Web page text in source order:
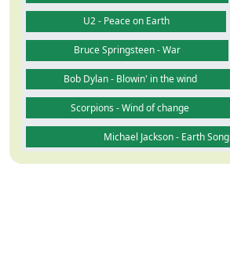
U2 - Peace on Earth
Bruce Springsteen - War
Bob Dylan - Blowin' in the wind
Scorpions - Wind of change
Michael Jackson - Earth Song